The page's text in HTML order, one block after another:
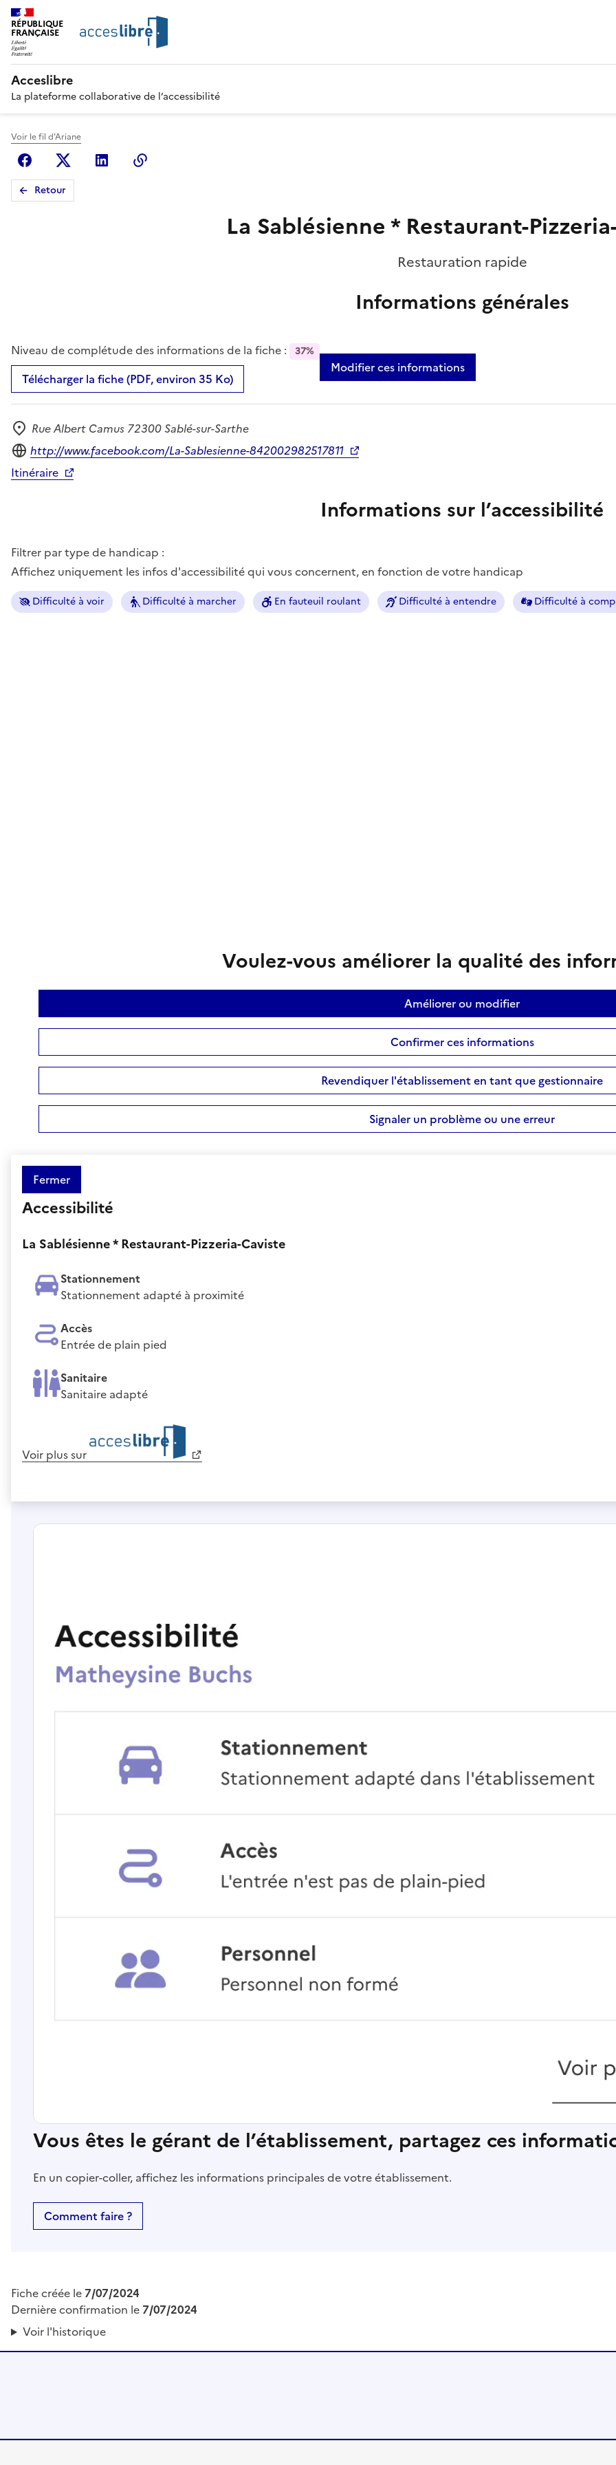
RÉPUBLIQUE
FRANÇAISE
Acceslibre
La plateforme collaborative de l’accessibilité
Voir le fil d'Ariane
FacebookX (anciennement Twitter)
Linkedin
Retour
La Sablésienne * Restaurant-
Restauration rapide
Informations générales
Niveau de complétude des informations de la fiche : 37%
Télécharger la fiche (PDF, environ 35 Ko)
Modifier ces informations
Adresse
Rue Albert Camus 72300 Sablé-sur-Sarthe
Site internet
http://www.facebook.com/La-Sablesienne-842002982517811
Itinéraire
Informations sur l’accessibilité
Filtrer par type de handicap :
Affichez uniquement les infos d'accessibilité qui vous concernent, en fonction de votre handicap
Difficulté à voir Difficulté à marcher En fauteuil roulant Difficulté à entendre Difficulté à
Voulez-vous améliorer la qualité des
Améliorer ou modifier
Confirmer ces informations
Revendiquer l'établissement en tant que gestionnaire
Signaler un problème ou une erreur
Fermer
Accessibilité
La Sablésienne * Restaurant-Pizzeria-Caviste
Stationnement
Stationnement adapté à proximité
Accès
Entrée de plain pied
Sanitaire
Sanitaire adapté
Voir plus sur
Vous êtes le gérant de l’établissement, partagez ces
En un copier-coller, affichez les informations principales de votre établissement.
Comment faire ?
Fiche créée le 7/07/2024
Dernière confirmation le 7/07/2024
Voir l'historique